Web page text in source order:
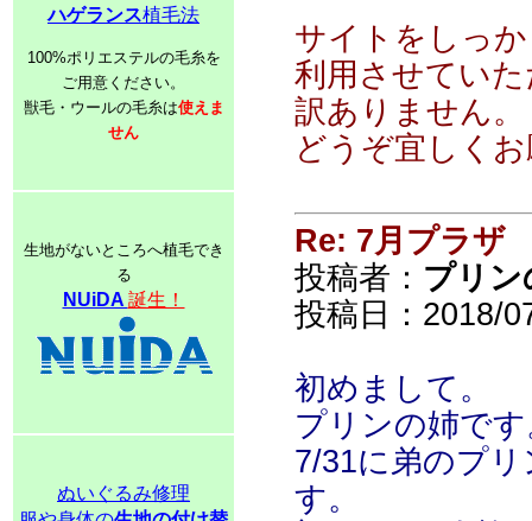
ハゲランス植毛法
100%ポリエステルの毛糸を
ご用意ください。
獣毛・ウールの毛糸は使えま
せん
生地がないところへ植毛でき
る
NUiDA 誕生！
ぬいぐるみ修理
サイトをしっ
利用させてい
訳ありません。
どうぞ宜しく
Re: 7月プラザ
投稿者： プリン
投稿日：2018/
初めまして。
プリンの姉で
7/31に弟のプ
す。